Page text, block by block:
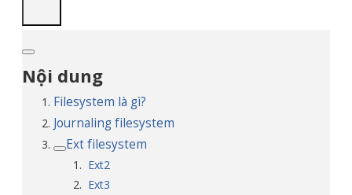
Nội dung
Filesystem là gì?
Journaling filesystem
Ext filesystem
Ext2
Ext3